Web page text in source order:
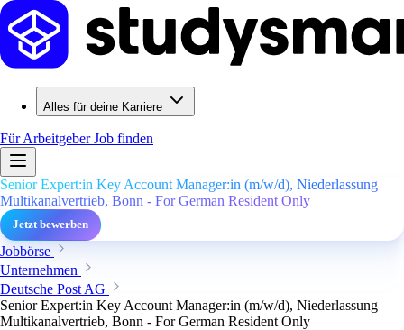
Alles für deine Karriere
Für ArbeitgeberJob finden
Senior Expert:in Key Account Manager:in (m/w/d), Niederlassung
Multikanalvertrieb, Bonn - For German Resident Only
Jetzt bewerben
Jobbörse
Unternehmen
Deutsche Post AG
Senior Expert:in Key Account Manager:in (m/w/d), Niederlassung
Multikanalvertrieb, Bonn - For German Resident Only